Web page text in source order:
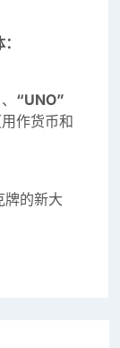
“UNO”
用作货币和
牌的新大